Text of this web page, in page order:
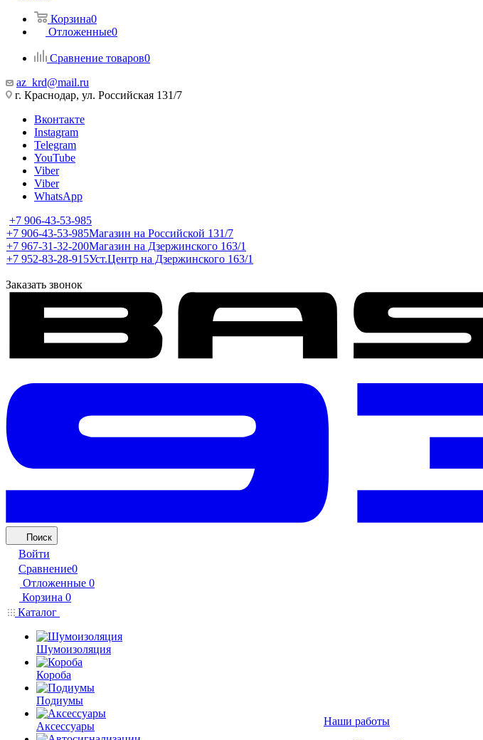
Корзина0
Отложенные0
Сравнение товаров0
az_krd@mail.ru
г. Краснодар, ул. Российская 131/7
Вконтакте
Instagram
Telegram
YouTube
Viber
Viber
WhatsApp
+7 906-43-53-985
+7 906-43-53-985Магазин на Российской 131/7
+7 967-31-32-200Магазин на Дзержинского 163/1
+7 952-83-28-915Уст.Центр на Дзержинского 163/1
Заказать звонок
Поиск
Войти
Сравнение0
Отложенные 0
Корзина 0
Каталог
Шумоизоляция
Короба
Подиумы
Аксессуары
Наши работы